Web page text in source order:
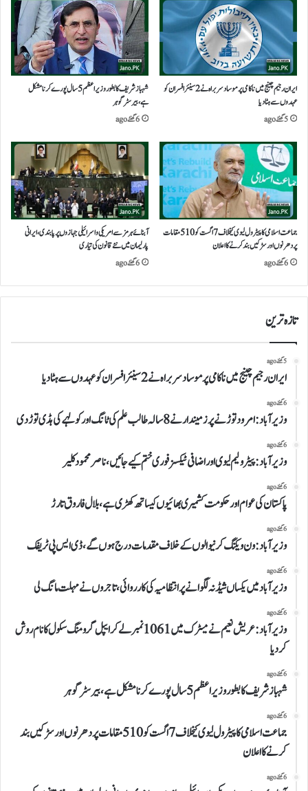
ایران رجیم چینج میں ناکامی پر موساد سربراہ نے 2 سینئر افسران کو
عہدوں سے ہٹا دیا
5 گھنٹے ago
شہباز شریف کا بطور وزیراعظم 5 سال پورے کرنا مشکل
ہے،بیرسٹر گوہر
6 گھنٹے ago
جماعت اسلامی کا پیٹرول لیوی کیخلاف 7 اگست کو 510 مقامات
پر دھرنوں اور سڑکیں بند کرنے کا اعلان
6 گھنٹے ago
آبنائے ہرمز سے امریکی و اسرائیلی جہازوں پر پابندی،ایرانی
پارلیمان میں نئے قانون کی تیاری
6 گھنٹے ago
تازہ ترین
5 گھنٹے ago
ایران رجیم چینج میں ناکامی پر موساد سربراہ نے 2 سینئر افسران کو عہدوں سے ہٹا دیا
6 گھنٹے ago
وزیرآباد:امرود توڑنے پر زمیندار نے 8 سالہ طالب علم کی ٹانگ اور کولہے کی ہڈی توڑ دی
6 گھنٹے ago
وزیرآباد:پیٹرولیم لیوی اوراضافی ٹیکسز فوری ختم کیے جائیں،ناصر محمود کلیر
6 گھنٹے ago
پاکستان کی عوام اور حکومت کشمیری بھائیوں کیساتھ کھڑی ہے،بلال فاروق تارڑ
6 گھنٹے ago
وزیرآباد:ون ویلنگ کرنیوالوں کے خلاف مقدمات درج ہوں گے،ڈی ایس پی ٹریفک
6 گھنٹے ago
وزیرآباد میں یکساں شیڈ نہ لگوانے پر انتظامیہ کی کارروائی،تاجروں نے مہلت مانگ لی
6 گھنٹے ago
وزیرآباد:عریش نعیم نے میٹرک میں 1061نمبرلے کر ایپل گرومنگ سکول کا نام روش
کردیا
6 گھنٹے ago
شہباز شریف کا بطور وزیراعظم 5 سال پورے کرنا مشکل ہے،بیرسٹر گوہر
6 گھنٹے ago
جماعت اسلامی کا پیٹرول لیوی کیخلاف 7 اگست کو 510 مقامات پر دھرنوں اور سڑکیں بند
کرنے کا اعلان
6 گھنٹے ago